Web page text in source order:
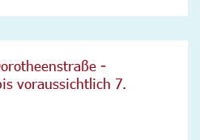
-
voraussichtlich 7.